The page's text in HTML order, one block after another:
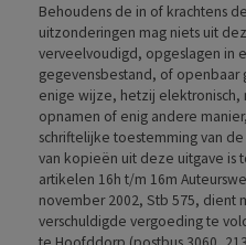
Behoudens de in of krachtens
uitzonderingen mag niets uit
verveelvoudigd, opgeslagen in
gegevensbestand, of
enige wijze, hetzij
opnamen of enig andere
schriftelijke toestemming van
van kopieën uit deze uitgave is
artikelen 16h t/m 16m
november 2002, Stb 575, dient
verschuldigde vergoeding te